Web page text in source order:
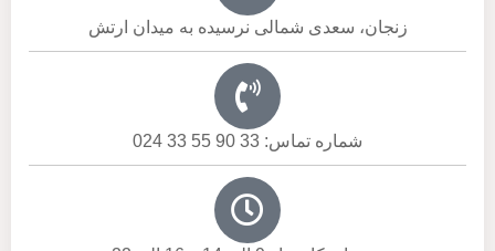
زنجان، سعدی شمالی نرسیده به میدان ارتش
شماره تماس: 33 90 55 33 024